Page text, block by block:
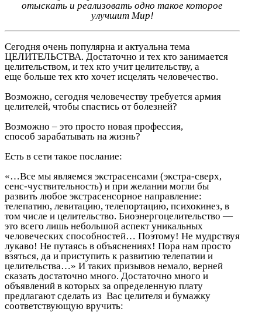
отыскать и реализовать одно такое которое
улучшит Мир!
Сегодня очень популярна и актуальна тема
ЦЕЛИТЕЛЬСТВА. Достаточно и тех кто занимается
целительством, и тех кто учит целительству, а
еще больше тех кто хочет исцелять человечество.
Возможно, сегодня человечеству требуется армия
целителей, чтобы спастись от болезней?
Возможно – это просто новая профессия,
способ зарабатывать на жизнь?
Есть в сети такое послание:
«…Все мы являемся экстрасенсами (экстра-сверх,
сенс-чуствительность) и при желании могли бы
развить любое экстрасенсорное направление:
телепатию, левитацию, телепортацию, психокинез, в
том числе и целительство. Биоэнергоцелительство —
это всего лишь небольшой аспект уникальных
человеческих способностей… Поэтому! Не мудрствуя
лукаво! Не путаясь в объяснениях! Пора нам просто
взяться, да и приступить к развитию телепатии и
целительства…» И таких призывов немало, верней
сказать достаточно много. Достаточно много и
объявлений в которых за определенную плату
предлагают сделать из Вас целителя и бумажку
соответствующую вручить: